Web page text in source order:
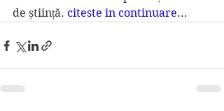
de știință. citeste in continuare...